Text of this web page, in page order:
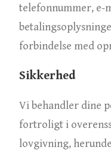
telefonnummer, e-
forbindelse med
Sikkerhed
Vi behandler dine
fortroligt i
lovgivning,